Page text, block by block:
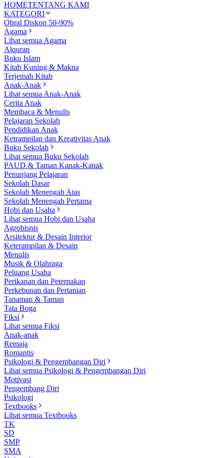
HOMETENTANG KAMI
KATEGORI
Obral Diskon 50-90%
Agama
Lihat semua Agama
Alquran
Buku Islam
Kitab Kuning & Makna
Terjemah Kitab
Anak-Anak
Lihat semua Anak-Anak
Cerita Anak
Membaca & Menulis
Pelajaran Sekolah
Pendidikan Anak
Ketrampilan dan Kreativitas Anak
Buku Sekolah
Lihat semua Buku Sekolah
PAUD & Taman Kanak-Kanak
Penunjang Pelajaran
Sekolah Dasar
Sekolah Menengah Atas
Sekolah Menengah Pertama
Hobi dan Usaha
Lihat semua Hobi dan Usaha
Agrobisnis
Arsitektur & Desain Interior
Keterampilan & Desain
Menulis
Musik & Olahraga
Peluang Usaha
Perikanan dan Peternakan
Perkebunan dan Pertanian
Tanaman & Taman
Tata Boga
Fiksi
Lihat semua Fiksi
Anak-anak
Remaja
Romantis
Psikologi & Pengembangan Diri
Lihat semua Psikologi & Pengembangan Diri
Motivasi
Pengembang Diri
Psikologi
Textbooks
Lihat semua Textbooks
TK
SD
SMP
SMA